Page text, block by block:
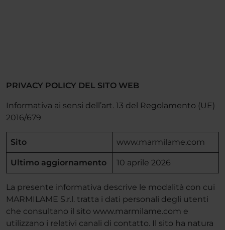
PRIVACY POLICY DEL SITO WEB
Informativa ai sensi dell’art. 13 del Regolamento (UE)
2016/679
Sito www.marmilame.com
Ultimo aggiornamento 10 aprile 2026
La presente informativa descrive le modalità con cui
MARMILAME S.r.l. tratta i dati personali degli utenti
che consultano il sito www.marmilame.com e
utilizzano i relativi canali di contatto. Il sito ha natura